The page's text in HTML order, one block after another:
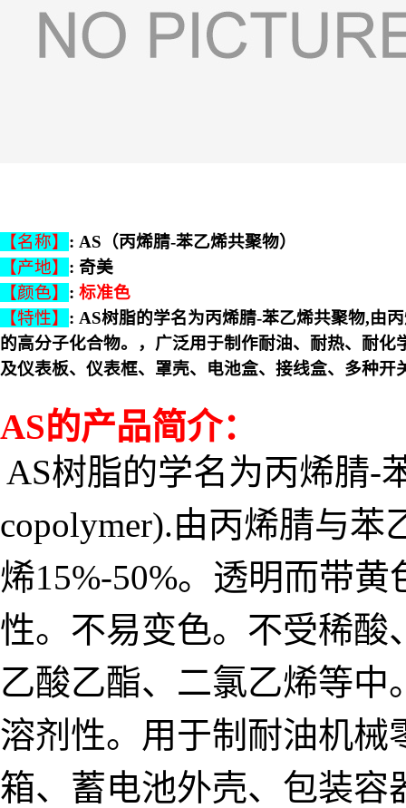
【名称】 : AS（丙烯腈-苯乙烯共聚物）
【产地】 : 奇美
【颜色】 : 标准色
【特性】 : AS树脂的学名为丙烯腈-苯乙烯共聚物,由
的高分子化合物。，广泛用于制作耐油、耐热、耐化
及仪表板、仪表框、罩壳、电池盒、接线盒、多种开
AS的产品简介：
AS树脂的学名为丙烯腈-
copolymer).由丙烯腈与
烯15%-50%。透明而带
性。不易变色。不受稀酸
乙酸乙酯、二氯乙烯等
溶剂性。用于制耐油机械
箱、蓄电池外壳、包装容